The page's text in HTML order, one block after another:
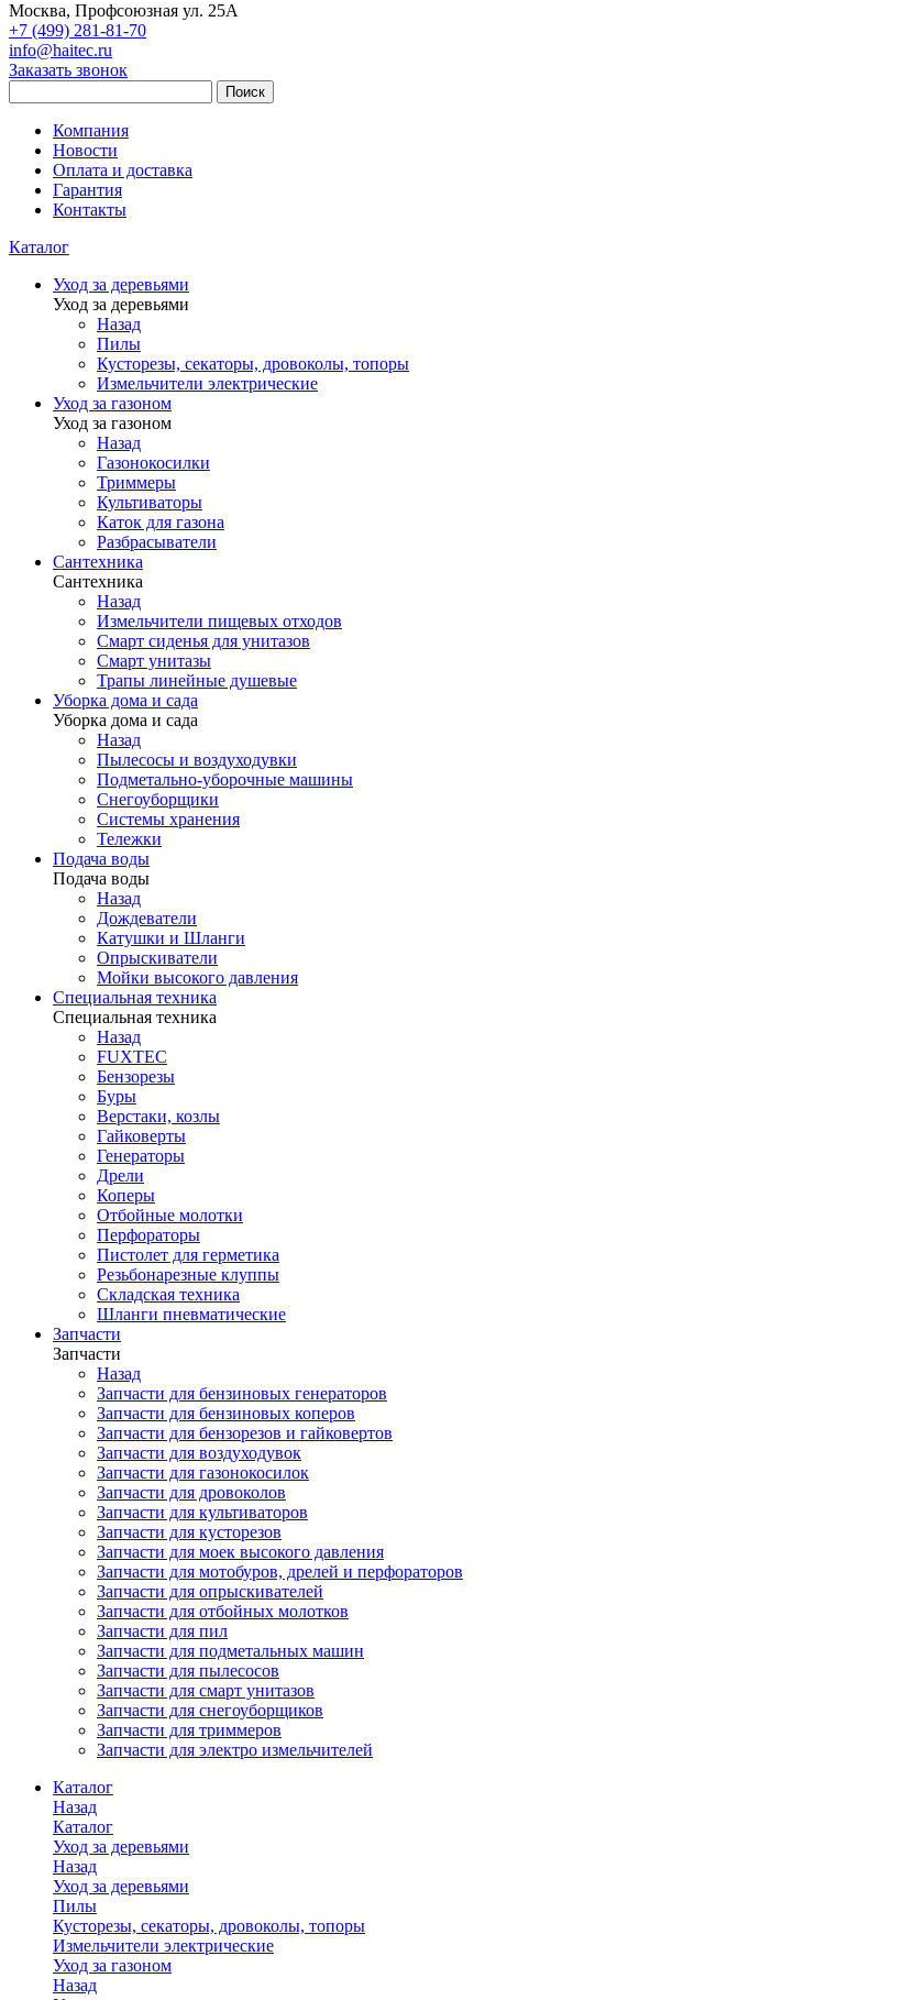
Москва, Профсоюзная ул. 25А
+7 (499) 281-81-70
info@haitec.ru
Заказать звонок
Поиск
Компания
Новости
Оплата и доставка
Гарантия
Контакты
Каталог
Уход за деревьями
Уход за деревьями
Назад
Пилы
Кусторезы, секаторы, дровоколы, топоры
Измельчители электрические
Уход за газоном
Уход за газоном
Назад
Газонокосилки
Триммеры
Культиваторы
Каток для газона
Разбрасыватели
Сантехника
Сантехника
Назад
Измельчители пищевых отходов
Смарт сиденья для унитазов
Смарт унитазы
Трапы линейные душевые
Уборка дома и сада
Уборка дома и сада
Назад
Пылесосы и воздуходувки
Подметально-уборочные машины
Снегоуборщики
Системы хранения
Тележки
Подача воды
Подача воды
Назад
Дождеватели
Катушки и Шланги
Опрыскиватели
Мойки высокого давления
Специальная техника
Специальная техника
Назад
FUXTEC
Бензорезы
Буры
Верстаки, козлы
Гайковерты
Генераторы
Дрели
Коперы
Отбойные молотки
Перфораторы
Пистолет для герметика
Резьбонарезные клуппы
Складская техника
Шланги пневматические
Запчасти
Запчасти
Назад
Запчасти для бензиновых генераторов
Запчасти для бензиновых коперов
Запчасти для бензорезов и гайковертов
Запчасти для воздуходувок
Запчасти для газонокосилок
Запчасти для дровоколов
Запчасти для культиваторов
Запчасти для кусторезов
Запчасти для моек высокого давления
Запчасти для мотобуров, дрелей и перфораторов
Запчасти для опрыскивателей
Запчасти для отбойных молотков
Запчасти для пил
Запчасти для подметальных машин
Запчасти для пылесосов
Запчасти для смарт унитазов
Запчасти для снегоуборщиков
Запчасти для триммеров
Запчасти для электро измельчителей
Каталог
Назад
Каталог
Уход за деревьями
Назад
Уход за деревьями
Пилы
Кусторезы, секаторы, дровоколы, топоры
Измельчители электрические
Уход за газоном
Назад